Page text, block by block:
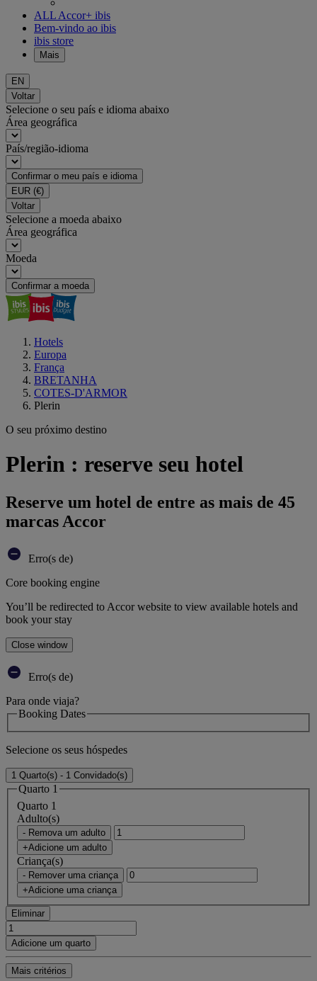
ALL Accor+ ibis
Bem-vindo ao ibis
ibis store
Mais
EN
Voltar
Selecione o seu país e idioma abaixo
Área geográfica
País/região-idioma
Confirmar o meu país e idioma
EUR (€)
Voltar
Selecione a moeda abaixo
Área geográfica
Moeda
Confirmar a moeda
Hotels
Europa
França
BRETANHA
COTES-D'ARMOR
Plerin
O seu próximo destino
Plerin : reserve seu hotel
Reserve um hotel de entre as mais de 45
marcas Accor
Erro(s de)
Core booking engine
You’ll be redirected to Accor website to view available hotels and
book your stay
Close window
Erro(s de)
Para onde viaja?
Booking Dates
Selecione os seus hóspedes
1 Quarto(s) - 1 Convidado(s)
Quarto 1
Quarto 1
Adulto(s)
- Remova um adulto
+Adicione um adulto
Criança(s)
- Remover uma criança
+Adicione uma criança
Eliminar
Adicione um quarto
Mais critérios